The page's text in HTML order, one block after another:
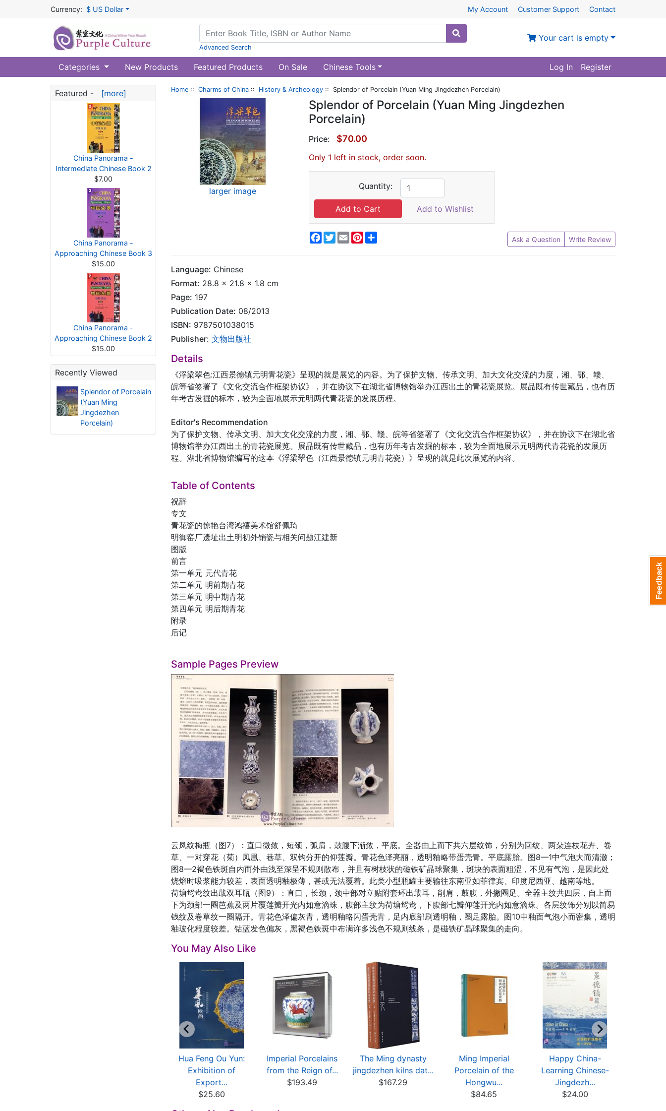
Currency: $ US Dollar My Account Customer Support Contact
Advanced Search
Your cart is empty
Categories New Products Featured Products On Sale Chinese Tools Log In Register
Featured - [more]
China Panorama -
Intermediate Chinese Book 2
$7.00
China Panorama -
Approaching Chinese Book 3
$15.00
China Panorama -
Approaching Chinese Book 2
$15.00
Recently Viewed
Splendor of Porcelain
(Yuan Ming
Jingdezhen
Porcelain)
Home :: Charms of China :: History & Archeology :: Splendor of Porcelain (Yuan Ming Jingdezhen Porcelain)
larger image
Splendor of Porcelain (Yuan Ming Jingdezhen
Porcelain)
Price: $70.00
Only 1 left in stock, order soon.
Quantity:
Add to Wishlist
Facebook
Twitter
EmailPinterest Ask a Question Write Review
Language: Chinese
Format: 28.8 x 21.8 x 1.8 cm
Page: 197
Publication Date: 08/2013
ISBN: 9787501038015
Publisher: 文物出版社
Details
《浮梁翠色:江西景德镇元明青花瓷》呈现的就是展览的内容。为了保护文物、传承文明、加大文化交流的力度，湘、鄂、赣、
皖等省签署了《文化交流合作框架协议》，并在协议下在湖北省博物馆举办江西出土的青花瓷展览。展品既有传世藏品，也有历
年考古发掘的标本，较为全面地展示元明两代青花瓷的发展历程。
Editor's Recommendation
为了保护文物、传承文明、加大文化交流的力度，湘、鄂、赣、皖等省签署了《文化交流合作框架协议》，并在协议下在湖北省
博物馆举办江西出土的青花瓷展览。展品既有传世藏品，也有历年考古发掘的标本，较为全面地展示元明两代青花瓷的发展历
程。湖北省博物馆编写的这本《浮梁翠色（江西景德镇元明青花瓷）》呈现的就是此次展览的内容。
Table of Contents
祝辞
专文
青花瓷的惊艳台湾鸿禧美术馆舒佩琦
明御窑厂遗址出土明初外销瓷与相关问题江建新
图版
前言
第一单元 元代青花
第二单元 明前期青花
第三单元 明中期青花
第四单元 明后期青花
附录
后记
Sample Pages Preview
云凤纹梅瓶（图7）：直口微敛，短颈，弧肩，鼓腹下渐敛，平底。全器由上而下共六层纹饰，分别为回纹、两朵连枝花卉、卷
草、一对穿花（菊）凤凰、巷草、双钩分开的仰莲瓣。青花色泽亮丽，透明釉略带蛋壳青。平底露胎。图8—1中气泡大而清澈；
图8—2褐色铁斑自内而外由浅至深呈不规则散布，并且有树枝状的磁铁矿晶球聚集，斑块的表面粗涩，不见有气泡，是因此处
烧熔时吸浆能力较差，表面透明釉极薄，甚或无法覆着。此类小型瓶罐主要输往东南亚如菲律宾、印度尼西亚、越南等地。
荷塘鸳鸯纹出戢双耳瓶（图9）：直口，长颈，颈中部对立贴附套环出戢耳，削肩，鼓腹，外撇圈足。全器主纹共四层，自上而
下为颈部一圈芭蕉及两片覆莲瓣开光内如意滴珠，腹部主纹为荷塘鸳鸯，下腹部七瓣仰莲开光内如意滴珠。各层纹饰分别以简易
钱纹及卷草纹一圈隔开。青花色泽偏灰青，透明釉略闪蛋壳青，足内底部刷透明釉，圈足露胎。图10中釉面气泡小而密集，透明
釉玻化程度较差。钴蓝发色偏灰，黑褐色铁斑中布满许多浅色不规则线条，是磁铁矿晶球聚集的走向。
You May Also Like
Hua Feng Ou Yun:
Exhibition of
Export...
$25.60
Imperial Porcelains
from the Reign of...
$193.49
The Ming dynasty
jingdezhen kilns dat...
$167.29
Ming Imperial
Porcelain of the
Hongwu...
$84.65
Happy China-
Learning Chinese-
Jingdezh...
$24.00